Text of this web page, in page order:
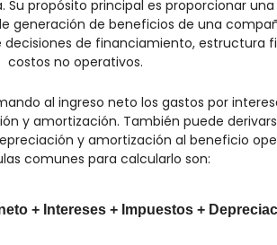
propósito principal es proporcionar una
generación de beneficios de una
de financiamiento, estructura
costos no operativos.
al ingreso neto los gastos por
y amortización. También puede
y amortización al beneficio
comunes para calcularlo son:
+ Intereses + Impuestos +